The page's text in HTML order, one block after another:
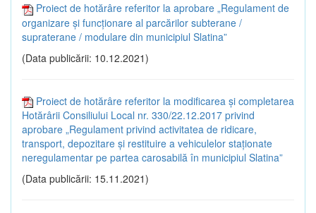
Proiect de hotărâre referitor la aprobare „Regulament de
organizare și funcționare al parcărilor subterane /
supraterane / modulare din municipiul Slatina”
(Data publicării: 10.12.2021)
Proiect de hotărâre referitor la modificarea și completarea
Hotărârii Consiliului Local nr. 330/22.12.2017 privind
aprobare „Regulament privind activitatea de ridicare,
transport, depozitare și restituire a vehiculelor staționate
neregulamentar pe partea carosabilă în municipiul Slatina”
(Data publicării: 15.11.2021)